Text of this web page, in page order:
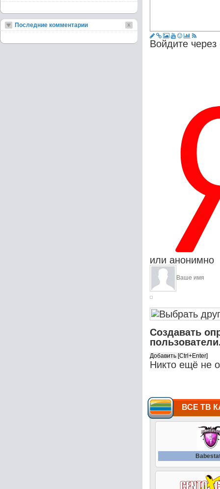
Войдите
или анонимно
Создавать
Никто ещё не
ВСЕ ТВ
Последние комментарии